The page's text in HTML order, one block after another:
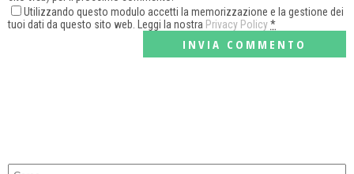
Utilizzando questo modulo accetti la memorizzazione e la gestione dei
tuoi dati da questo sito web. Leggi la nostra Privacy Policy*